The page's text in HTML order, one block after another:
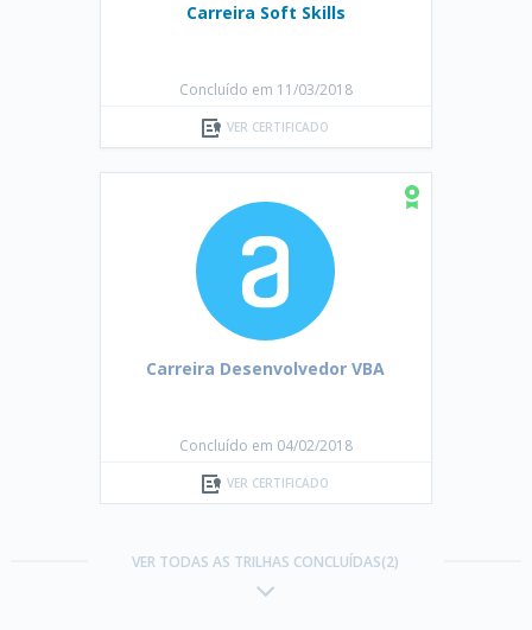
Carreira Soft Skills
Concluído em 11/03/2018
VER CERTIFICADO
Carreira Desenvolvedor VBA
Concluído em 04/02/2018
VER CERTIFICADO
VER TODAS AS TRILHAS CONCLUÍDAS(2)